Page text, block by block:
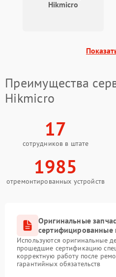
Неисправность системы
защиты от
перенапряжения
Неисправность системы
защиты от замыкания
Неисправность системы
защиты от перегрева
Поломка системы защиты
от замыкания
Hikmicro
Преимущества
Hikmicro
17
сотрудников в штате
1985
отремонтированных устройств
Оригинальные
сертифицированные
Используются оригинальные
прошедшие сертификацию
корректную работу после
гарантийных обязательств